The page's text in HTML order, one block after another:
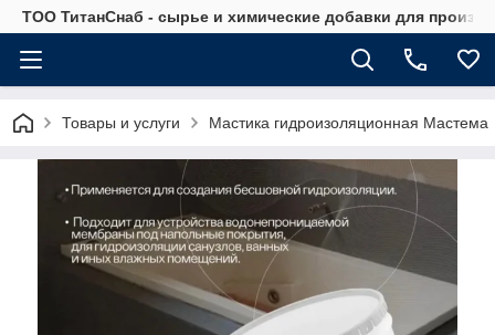
ТОО ТитанСнаб - сырье и химические добавки для
Товары и услуги Мастика гидроизоляционная Мастема